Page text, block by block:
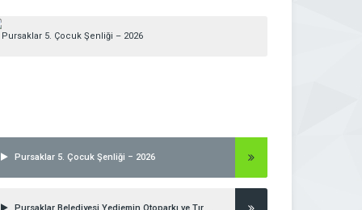
Pursaklar 5. Çocuk Şenliği – 2026